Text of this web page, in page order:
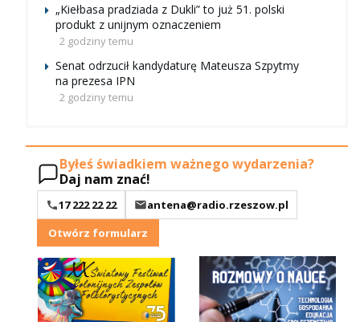
„Kiełbasa pradziada z Dukli” to już 51. polski
produkt z unijnym oznaczeniem
2 godziny temu
Senat odrzucił kandydaturę Mateusza Szpytmy
na prezesa IPN
2 godziny temu
Byłeś świadkiem ważnego wydarzenia?
Daj nam znać!
17 222 22 22
antena@radio.rzeszow.pl
Otwórz formularz